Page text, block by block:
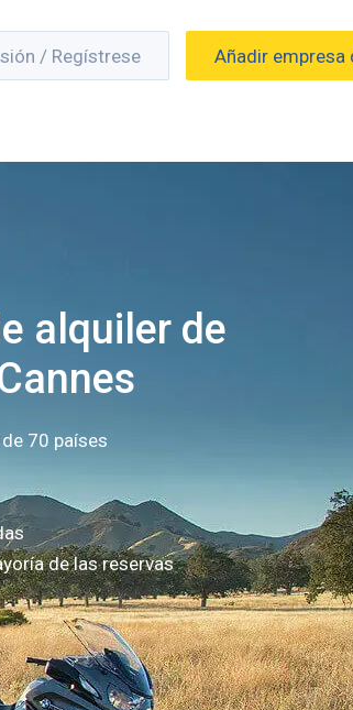
/ Regístrese Añadir empresa
alquiler de
70 países
de las reservas